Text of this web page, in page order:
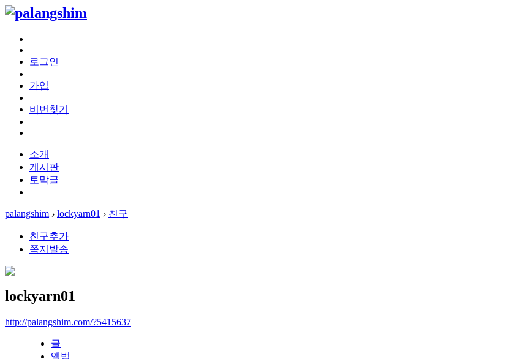
로그인
가입
비번찾기
소개
게시판
토막글
palangshim › lockyarn01 › 친구
친구추가
쪽지발송
lockyarn01
http://palangshim.com/?5415637
글
앨범